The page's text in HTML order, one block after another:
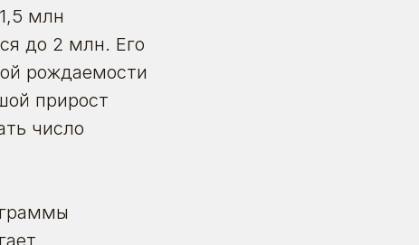
млн
до 2 млн. Его
рождаемости
прирост
число